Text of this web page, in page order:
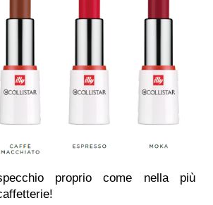
proprio come nella più